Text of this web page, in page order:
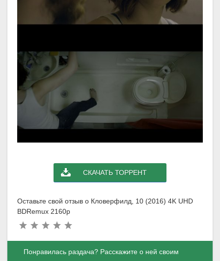
СКАЧАТЬ ТОРРЕНТ
Оставьте свой отзыв о Кловерфилд, 10 (2016) 4K UHD
BDRemux 2160p
Понравилась раздача? Расскажите о ней своим